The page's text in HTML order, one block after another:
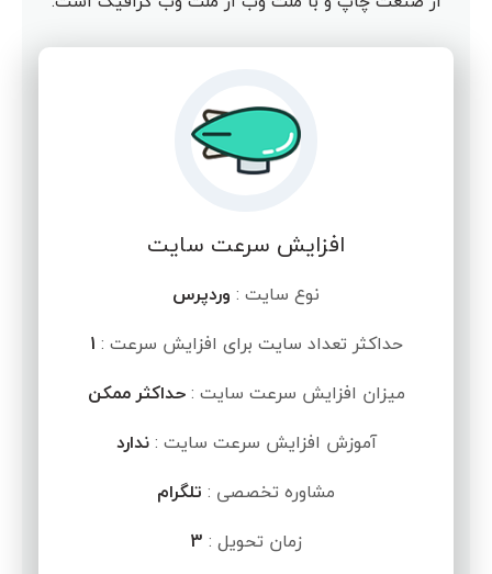
افزایش سرعت سایت
نوع سایت : وردپرس
حداکثر تعداد سایت برای افزایش سرعت : 1
میزان افزایش سرعت سایت :حداکثر ممکن
آموزش افزایش سرعت سایت :ندارد
مشاوره تخصصی : تلگرام
زمان تحویل : 3